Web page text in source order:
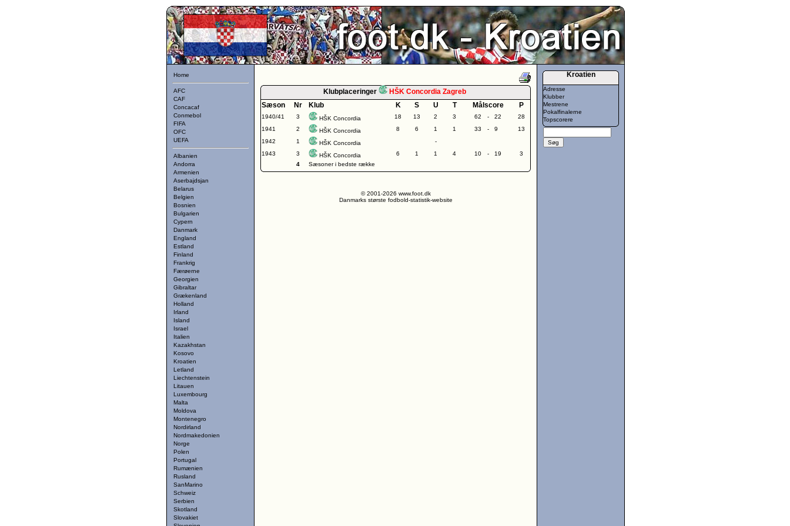
Home
AFC
CAF
Concacaf
Conmebol
FIFA
OFC
UEFA
Albanien
Andorra
Armenien
Aserbajdsjan
Belarus
Belgien
Bosnien
Bulgarien
Cypern
Danmark
England
Estland
Finland
Frankrig
Færøerne
Georgien
Gibraltar
Grækenland
Holland
Irland
Island
Israel
Italien
Kazakhstan
Kosovo
Kroatien
Letland
Liechtenstein
Litauen
Luxembourg
Malta
Moldova
Montenegro
Nordirland
Nordmakedonien
Norge
Polen
Portugal
Rumænien
Rusland
SanMarino
Schweiz
Serbien
Skotland
Slovakiet
Klubplaceringer
HŠK Concordia Zagreb
Sæson
Nr Klub K S U T Målscore P
1940/41 3 HŠK Concordia 18 13 2 3 62 - 22
28
1941
2 HŠK Concordia 8 6 1 1 33 - 9
13
1942
1 HŠK Concordia
-
1943
3 HŠK Concordia 6 1 1 4 10 - 19
3
4
Sæsoner i bedste række
© 2001-2026 www.foot.dk
Danmarks største fodbold-statistik-website
Kroatien
Adresse
Klubber
Mestrene
Pokalfinalerne
Topscorere